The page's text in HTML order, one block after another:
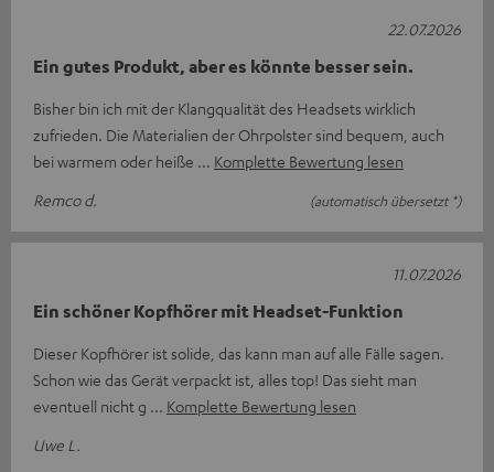
Ein gutes Produkt, aber es könnte besser sein.
Bisher bin ich mit der Klangqualität des Headsets wirklich
zufrieden. Die Materialien der Ohrpolster sind bequem, auch
bei warmem oder heiße
Komplette Bewertung lesen
Remco d.
(automatisch übersetzt *)
22.07.2026
Ein schöner Kopfhörer mit Headset-Funktion
Dieser Kopfhörer ist solide, das kann man auf alle Fälle sagen.
Schon wie das Gerät verpackt ist, alles top! Das sieht man
eventuell nicht g
Komplette Bewertung lesen
Uwe L.
11.07.2026